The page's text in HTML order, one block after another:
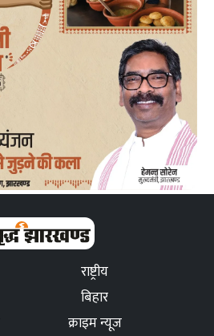
राष्ट्रीय
बिहार
क्राइम न्यूज